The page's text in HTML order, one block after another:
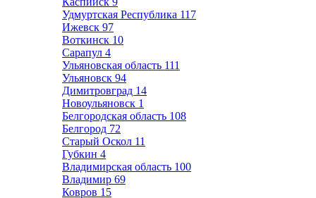
Удмуртская Республика 117
Ижевск 97
Воткинск 10
Сарапул 4
Ульяновская область 111
Ульяновск 94
Димитровград 14
Новоульяновск 1
Белгородская область 108
Белгород 72
Старый Оскол 11
Губкин 4
Владимирская область 100
Владимир 69
Ковров 15